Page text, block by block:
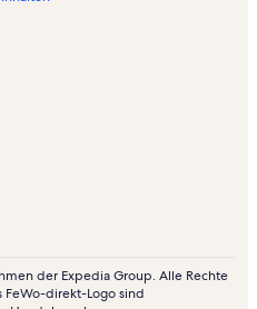
der Expedia Group. Alle Rechte
direkt-Logo sind